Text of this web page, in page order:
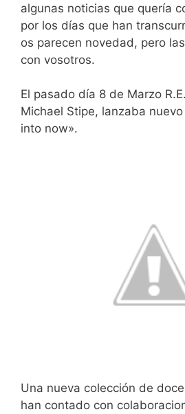
algunas noticias que quería
por los días que han
os parecen novedad, pero
con vosotros.
El pasado día 8 de Marzo
Michael Stipe, lanzaba
into now».
Una nueva colección de
han contado con